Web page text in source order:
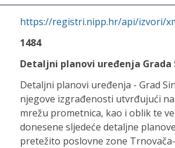
https://registri.nipp.hr/api/izvori/
1484
Detaljni planovi uređenja Grada
Detaljni planovi uređenja - Grad
njegove izgrađenosti utvrđujući
mrežu prometnica, kao i oblik te
donesene sljedeće detaljne
pretežito poslovne zone